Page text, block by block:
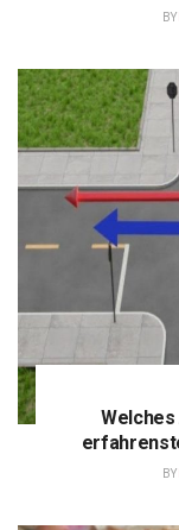
BY
BY